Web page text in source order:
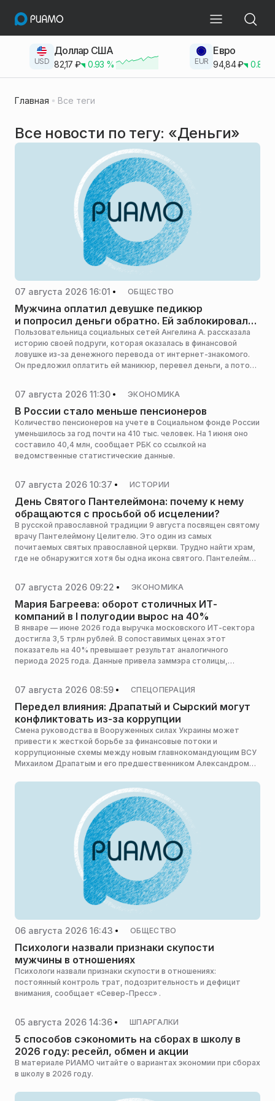
USD
Доллар США
82,17 ₽ 0.93 % EUR
Евро
94,84₽ 0.83
Главная Все теги
Все новости по тегу: «Деньги»
07 августа 2026 16:01 ОБЩЕСТВО
Мужчина оплатил девушке педикюр
и попросил деньги обратно. Ей заблокировали
карты
Пользовательница социальных сетей Ангелина А. рассказала
историю своей подруги, которая оказалась в финансовой
ловушке из-за денежного перевода от интернет-знакомого.
Он предложил оплатить ей маникюр, перевел деньги, а потом
07 августа 2026 11:30 ЭКОНОМИКА
В России стало меньше пенсионеров
Количество пенсионеров на учете в Социальном фонде России
уменьшилось за год почти на 410 тыс. человек. На 1 июня оно
составило 40,4 млн, сообщает РБК со ссылкой на
ведомственные статистические данные.
07 августа 2026 10:37 ИСТОРИИ
День Святого Пантелеймона: почему к нему
обращаются с просьбой об исцелении?
В русской православной традиции 9 августа посвящен святому
врачу Пантелеймону Целителю. Это один из самых
почитаемых святых православной церкви. Трудно найти храм,
где не обнаружится хотя бы одна икона святого. Пантелеймон
больниц. В день памяти святого в материале РИАМО
рассказываем о жизни Пантелеймона, его становлении как
врача и страданиях, которые выпали на его долю.
07 августа 2026 09:22 ЭКОНОМИКА
Мария Багреева: оборот столичных ИТ-
компаний в I полугодии вырос на 40%
В январе — июне 2026 года выручка московского ИТ-сектора
достигла 3,5 трлн рублей. В сопоставимых ценах этот
показатель на 40% превышает результат аналогичного
периода 2025 года. Данные привела заммэра столицы,
07 августа 2026 08:59 СПЕЦОПЕРАЦИЯ
Передел влияния: Драпатый и Сырский могут
конфликтовать из-за коррупции
Смена руководства в Вооруженных силах Украины может
привести к жесткой борьбе за финансовые потоки и
коррупционные схемы между новым главнокомандующим ВСУ
Михаилом Драпатым и его предшественником Александром
Марочко, сообщает РИА Новости .
06 августа 2026 16:43 ОБЩЕСТВО
Психологи назвали признаки скупости
мужчины в отношениях
Психологи назвали признаки скупости в отношениях:
постоянный контроль трат, подозрительность и дефицит
внимания, сообщает «Север-Пресс» .
05 августа 2026 14:36 ШПАРГАЛКИ
5 способов сэкономить на сборах в школу в
2026 году: ресейл, обмен и акции
В материале РИАМО читайте о вариантах экономии при сборах
в школу в 2026 году.